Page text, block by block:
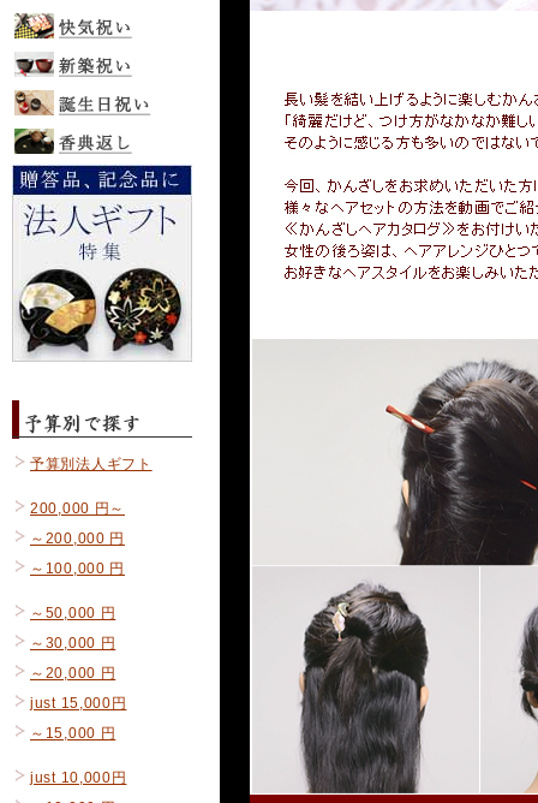
予算別法人ギフト
200,000 円～
～200,000 円
～100,000 円
～50,000 円
～30,000 円
～20,000 円
just 15,000円
～15,000 円
just 10,000円